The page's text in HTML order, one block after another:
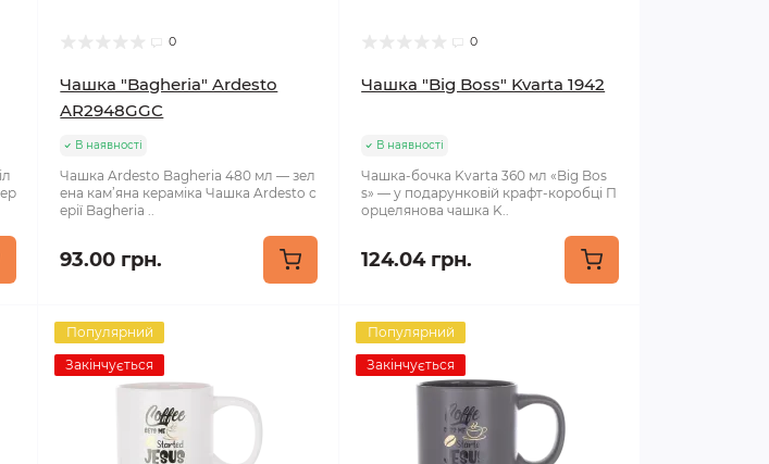
0
Чашка "Bagheria" Ardesto
AR2948GGC
В наявності
Чашка Ardesto Bagheria 480 мл — зел
ена кам’яна кераміка Чашка Ardesto с
ерії Bagheria ..
93.00 грн.
0
Чашка "Big Boss" Kvarta 1942
В наявності
Чашка-бочка Kvarta 360 мл «Big Bos
s» — у подарунковій крафт-коробці П
орцелянова чашка K..
124.04 грн.
Популярний
Закінчується
Популярний
Закінчується